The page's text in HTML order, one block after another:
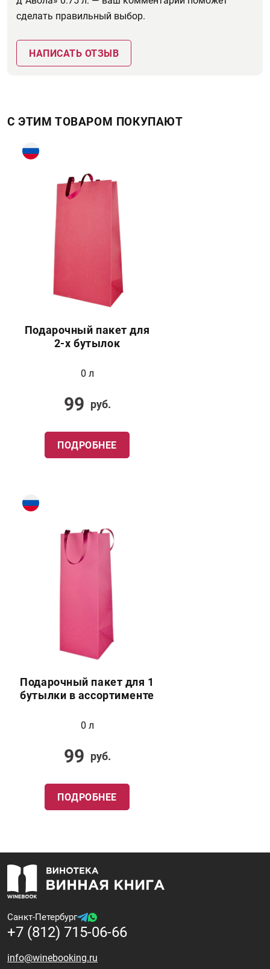
сделать правильный выбор.
НАПИСАТЬ ОТЗЫВ
С ЭТИМ ТОВАРОМ ПОКУПАЮТ
Подарочный пакет для
2-х бутылок
0 л
99 руб.
ПОДРОБНЕЕ
Подарочный пакет для 1
бутылки в ассортименте
0 л
99 руб.
ПОДРОБНЕЕ
Санкт-Петербург
+7 (812) 715-06-66
info@winebooking.ru